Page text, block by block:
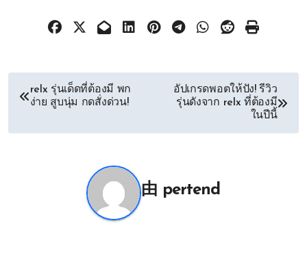
文relx รุ่นเด็ดที่ต้องมี พก
ง่าย สูบนุ่ม กดสั่งด่วน!
อัปเกรดพอตให้ปัง! รีวิว
รุ่นดังจาก relx ที่ต้องมี
ในปีนี้
由 pertend